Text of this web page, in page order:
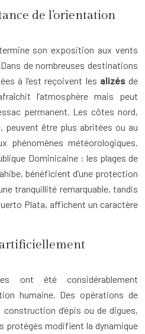
de l’orientation
son exposition aux vents
de nombreuses destinations
à l’est reçoivent les alizésde
l’atmosphère mais peut
permanent. Les côtes nord,
peuvent être plus abritées ou au
phénomènes météorologiques.
Dominicaine : les plages de
bénéficient d’une protection
tranquillité remarquable, tandis
Plata, affichent un caractère
ont été considérablement
humaine. Des opérations de
construction d’épis ou de digues,
protégés modifient la dynamique